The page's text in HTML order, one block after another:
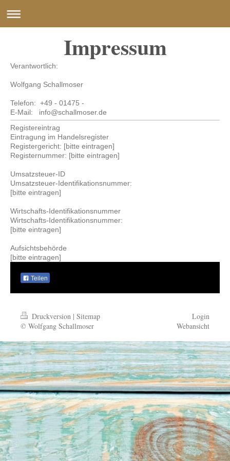
Impressum
Verantwortlich:
Wolfgang Schallmoser
Telefon: +49 - 01475 -
E-Mail: info@schallmoser.de
Registereintrag
Eintragung im Handelsregister
Registergericht: [bitte eintragen]
Registernummer: [bitte eintragen]
Umsatzsteuer-ID
Umsatzsteuer-Identifikationsnummer:
[bitte eintragen]
Wirtschafts-Identifikationsnummer
Wirtschafts-Identifikationsnummer:
[bitte eintragen]
Aufsichtsbehörde
[bitte eintragen]
Teilen
Druckversion | Sitemap
© Wolfgang Schallmoser
Login
Webansicht